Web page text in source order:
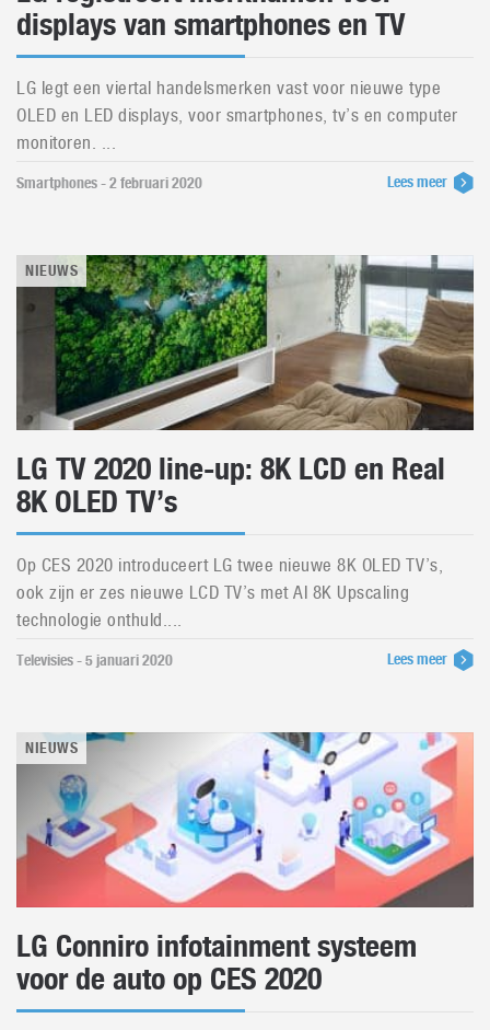
displays van smartphones en TV
LG legt een viertal handelsmerken vast voor nieuwe type
OLED en LED displays, voor smartphones, tv’s en computer
monitoren. ...
Smartphones - 2 februari 2020 Lees meer
NIEUWS
LG TV 2020 line-up: 8K LCD en Real
8K OLED TV’s
Op CES 2020 introduceert LG twee nieuwe 8K OLED TV’s,
ook zijn er zes nieuwe LCD TV’s met AI 8K Upscaling
technologie onthuld....
Televisies - 5 januari 2020 Lees meer
NIEUWS
LG Conniro infotainment systeem
voor de auto op CES 2020